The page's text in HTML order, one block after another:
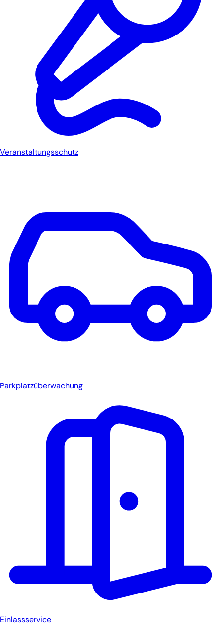
Veranstaltungsschutz
Parkplatzüberwachung
Einlassservice